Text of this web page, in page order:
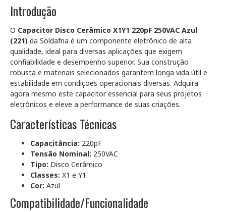
Introdução
O Capacitor Disco Cerâmico X1Y1 220pF 250VAC Azul
(221) da Soldafria é um componente eletrônico de alta
qualidade, ideal para diversas aplicações que exigem
confiabilidade e desempenho superior. Sua construção
robusta e materiais selecionados garantem longa vida útil e
estabilidade em condições operacionais diversas. Adquira
agora mesmo este capacitor essencial para seus projetos
eletrônicos e eleve a performance de suas criações.
Características Técnicas
Capacitância: 220pF
Tensão Nominal: 250VAC
Tipo: Disco Cerâmico
Classes: X1 e Y1
Cor: Azul
Compatibilidade/Funcionalidade